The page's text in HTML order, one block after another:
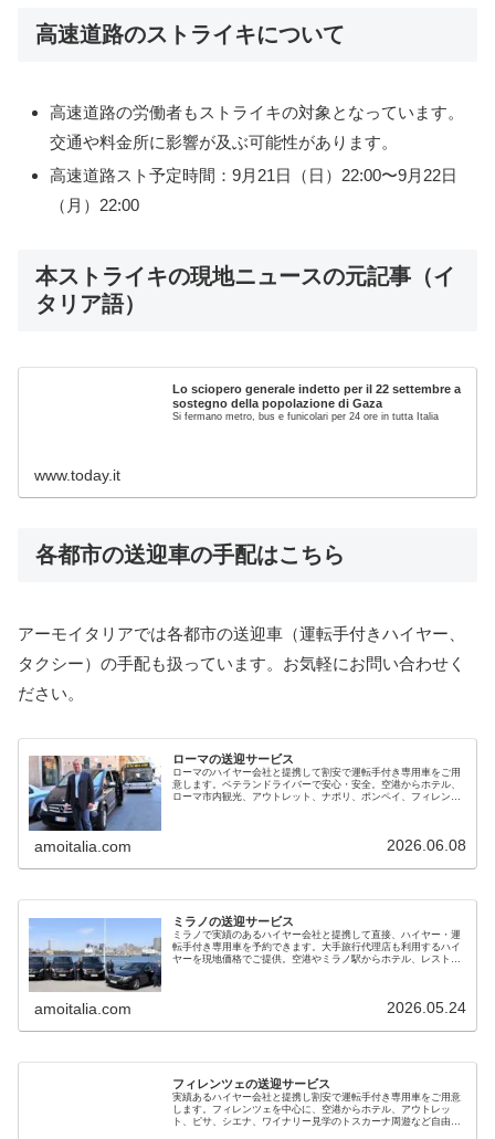
高速道路のストライキについて
高速道路の労働者もストライキの対象となっています。
交通や料金所に影響が及ぶ可能性があります。
高速道路スト予定時間：9月21日（日）22:00〜9月22日
（月）22:00
本ストライキの現地ニュースの元記事（イ
タリア語）
Lo sciopero generale indetto per il 22 settembre a
sostegno della popolazione di Gaza
Si fermano metro, bus e funicolari per 24 ore in tutta Italia
www.today.it
各都市の送迎車の手配はこちら
アーモイタリアでは各都市の送迎車（運転手付きハイヤー、
タクシー）の手配も扱っています。お気軽にお問い合わせく
ださい。
ローマの送迎サービス
ローマのハイヤー会社と提携して割安で運転手付き専用車をご用
意します。ベテランドライバーで安心・安全。空港からホテル、
ローマ市内観光、アウトレット、ナポリ、ポンペイ、フィレンツ
amoitalia.com 2026.06.08
ミラノの送迎サービス
ミラノで実績のあるハイヤー会社と提携して直接、ハイヤー・運
転手付き専用車を予約できます。大手旅行代理店も利用するハイ
ヤーを現地価格でご提供。空港やミラノ駅からホテル、レストラ
amoitalia.com 2026.05.24
フィレンツェの送迎サービス
実績あるハイヤー会社と提携し割安で運転手付き専用車をご用意
します。フィレンツェを中心に、空港からホテル、アウトレッ
ト、ピサ、シエナ、ワイナリー見学のトスカーナ周遊など自由に